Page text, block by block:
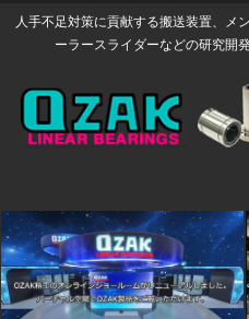
人手不足対策に貢献する搬送装置、メ
ーラースライダーなどの研究開